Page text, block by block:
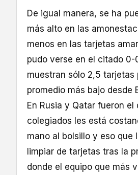
De igual manera, se ha
más alto en las
menos en las tarjetas
pudo verse en el citado 0-
muestran sólo 2,5 tarjetas
promedio más bajo desde
En Rusia y Qatar fueron el
colegiados les está
mano al bolsillo y eso que
limpiar de tarjetas tras la
donde el equipo que más